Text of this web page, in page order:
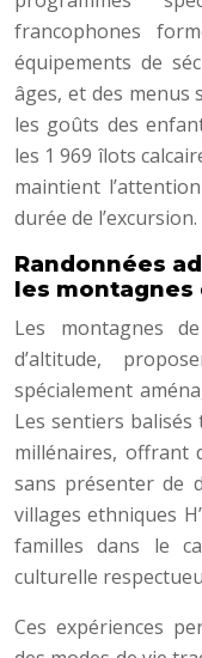
francophones
équipements de
âges, et des menus
les goûts des
les 1 969 îlots
maintient
durée de l’excursion.
Randonnées
les montagnes
Les montagnes
d’altitude,
spécialement
Les sentiers
millénaires, offrant
sans présenter de
villages ethniques
familles dans le
culturelle
Ces expériences